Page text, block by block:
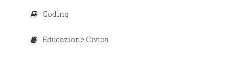
Coding
Educazione Civica